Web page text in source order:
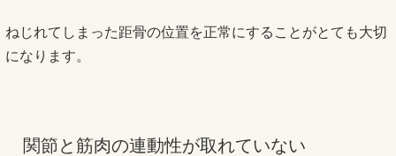
ねじれてしまった距骨の位置を正常にすることがとても大切
になります。
関節と筋肉の連動性が取れていない